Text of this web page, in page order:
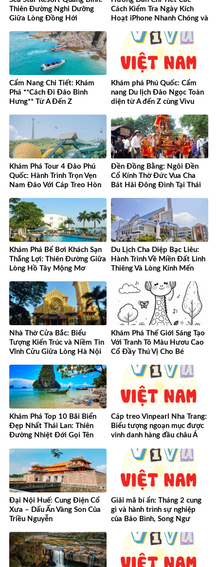
Thiên Đường Nghỉ Dưỡng
Giữa Lòng Đồng Hới
Cách Kiểm Tra Ngày Kích
Hoạt iPhone Nhanh Chóng và
Cẩm Nang Chi Tiết: Khám
Phá **Cách Đi Đảo Bình
Hưng** Từ A Đến Z
Khám phá Phú Quốc: Cẩm
nang Du lịch Đảo Ngọc Toàn
diện từ A đến Z cùng Vivu
Khám Phá Tour 4 Đảo Phú
Quốc: Hành Trình Trọn Vẹn
Nam Đảo Với Cáp Treo Hòn
Đền Đồng Bằng: Ngôi Đền
Cổ Kính Thờ Đức Vua Cha
Bát Hải Đông Đình Tại Thái
Khám Phá Bể Bơi Khách Sạn
Thắng Lợi: Thiên Đường Giữa
Lòng Hồ Tây Mộng Mơ
Du Lịch Cha Diệp Bạc Liêu:
Hành Trình Về Miền Đất Linh
Thiêng Và Lòng Kính Mến
Nhà Thờ Cửa Bắc: Biểu
Tượng Kiến Trúc và Niềm Tin
Vĩnh Cửu Giữa Lòng Hà Nội
Khám Phá Thế Giới Sáng Tạo
Với Tranh Tô Màu Hươu Cao
Cổ Đầy Thú Vị Cho Bé
Khám Phá Top 10 Bãi Biển
Đẹp Nhất Thái Lan: Thiên
Đường Nhiệt Đới Gọi Tên
Cáp treo Vinpearl Nha Trang:
Biểu tượng ngoạn mục được
vinh danh hàng đầu châu Á
Đại Nội Huế: Cung Điện Cổ
Xưa – Dấu Ấn Vàng Son Của
Triều Nguyễn
Giải mã bí ẩn: Tháng 2 cung
gì và hành trình sự nghiệp
của Bảo Bình, Song Ngư